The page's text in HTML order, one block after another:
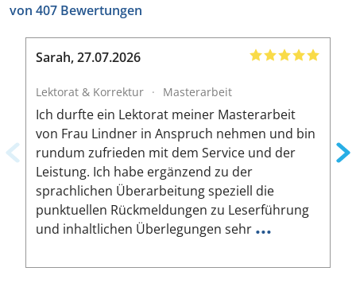
von 407 Bewertungen
Sarah,27.07.2026
Lektorat & Korrektur · Masterarbeit
Ich durfte ein Lektorat meiner Masterarbeit
von Frau Lindner in Anspruch nehmen und bin
rundum zufrieden mit dem Service und der
Leistung. Ich habe ergänzend zu der
sprachlichen Überarbeitung speziell die
punktuellen Rückmeldungen zu Leserführung
und inhaltlichen Überlegungen sehr ...